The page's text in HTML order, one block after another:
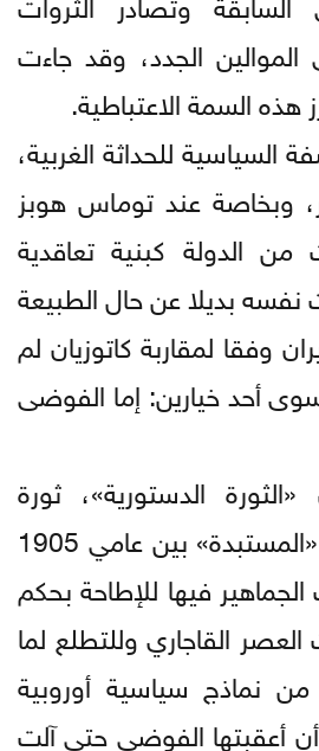
الموالين الجدد، وقد جاءت
هذه السمة الاعتباطية.
للحداثة الغربية،
وبخاصة عند توماس هوبز
الدولة كبنية تعاقدية
نفسه بديلا عن حال الطبيعة
وفقا لمقاربة كاتوزيان لم
أحد خيارين: إما الفوضى
الدستورية»، ثورة
«المشروطة» على «المستبدة» بين عامي 1905
الجماهير فيها للإطاحة بحكم
القاجاري وللتطلع لما
نماذج سياسية أوروبية
أعقبتها الفوضى حتى آلت